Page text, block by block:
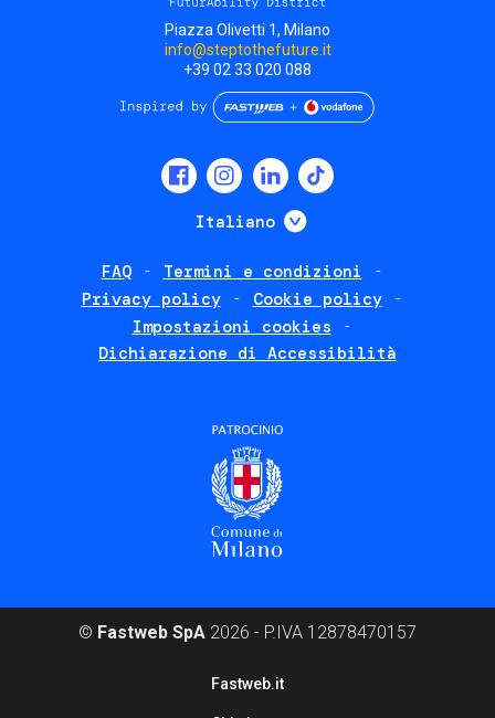
Piazza Olivetti 1, Milano
info@steptothefuture.it
+39 02 33 020 088
Italiano Mostra ulteriori
FAQ
Termini e condizioni
Privacy policy
Cookie policy
Impostazioni cookies
Dichiarazione di Accessibilità
© Fastweb SpA 2026 - P.IVA 12878470157
Fastweb.it